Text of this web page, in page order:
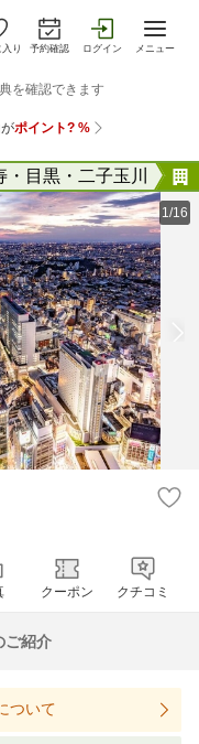
り 予約確認 ログイン メニュー
目黒・二子玉川
1/16
クーポン クチコミ
ご紹介
ついて